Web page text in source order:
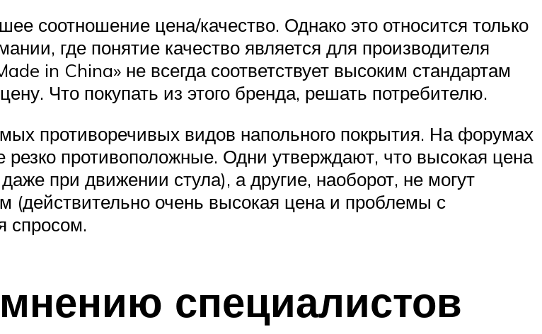
соотношение цена/качество. Однако это относится только
где понятие качество является для производителя
in China» не всегда соответствует высоким стандартам
Что покупать из этого бренда, решать потребителю.
противоречивых видов напольного покрытия. На форумах
противоположные. Одни утверждают, что высокая цена
при движении стула), а другие, наоборот, не могут
(действительно очень высокая цена и проблемы с
спросом.
специалистов